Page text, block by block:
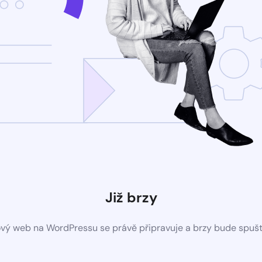
Již brzy
web na WordPressu se právě připravuje a brzy bude